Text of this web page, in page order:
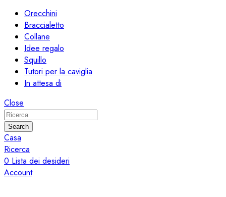
Orecchini
Braccialetto
Collane
Idee regalo
Squillo
Tutori per la caviglia
In attesa di
Close
Search
Casa
Ricerca
0 Lista dei desideri
Account